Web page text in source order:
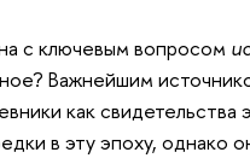
с ключевым вопросом
Важнейшим
как свидетельства
в эту эпоху, однако